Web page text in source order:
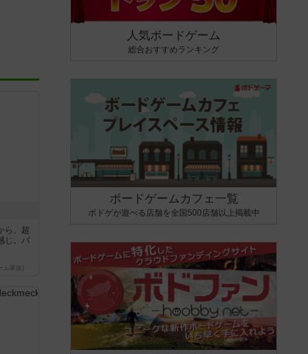
ら、超
じ。パ
家族)
人気ボードゲーム
総合おすすめランキング
ボードゲームカフェ一覧
ボドゲが遊べる店舗を全国500店舗以上掲載中